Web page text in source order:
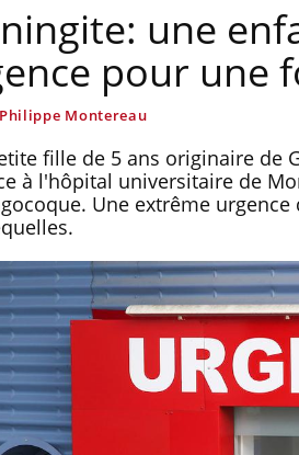
une
pour une
Montereau
fille de 5 ans originaire de
à l'hôpital universitaire de
Une extrême